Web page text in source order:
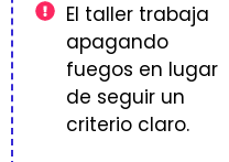
El taller trabaja
apagando
fuegos en lugar
de seguir un
criterio claro.